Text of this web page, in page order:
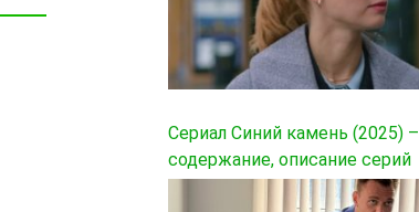
Сериал Синий камень (2025) –
содержание, описание серий